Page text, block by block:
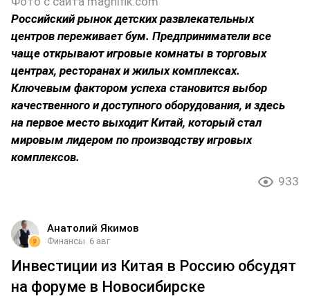
Российский рынок детских развлекательных
центров переживает бум. Предприниматели все
чаще открывают игровые комнаты в торговых
центрах, ресторанах и жилых комплексах.
Ключевым фактором успеха становится выбор
качественного и доступного оборудования, и здесь
на первое место выходит Китай, который стал
мировым лидером по производству игровых
комплексов.
933
Анатолий Якимов
Финансы 6 авг
Инвестиции из Китая в Россию обсудят
на форуме в Новосибирске